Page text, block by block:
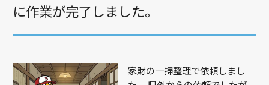
に作業が完了しました。
家財の一掃整理で依頼しまし